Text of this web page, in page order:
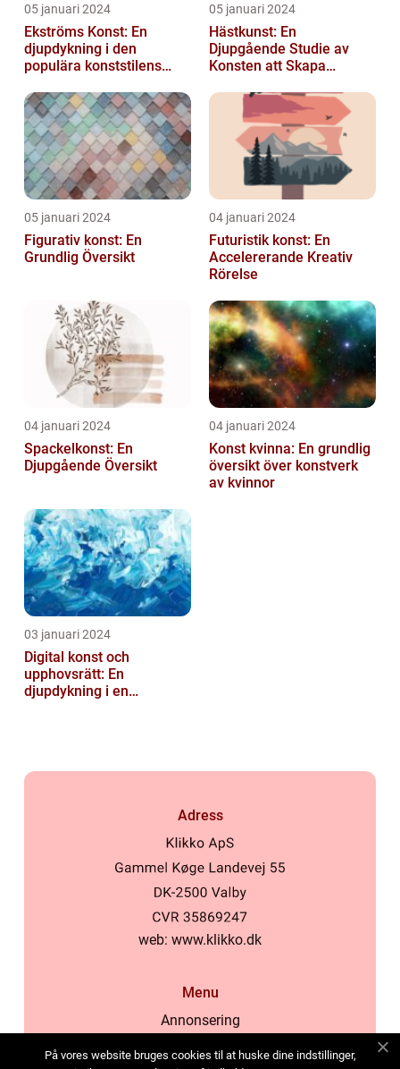
05 januari 2024
Ekströms Konst: En
djupdykning i den
populära konststilens
05 januari 2024
Hästkunst: En
Djupgående Studie av
Konsten att Skapa
05 januari 2024
Figurativ konst: En
Grundlig Översikt
04 januari 2024
Futuristik konst: En
Accelererande Kreativ
Rörelse
04 januari 2024
Spackelkonst: En
Djupgående Översikt
04 januari 2024
Konst kvinna: En grundlig
översikt över konstverk
av kvinnor
03 januari 2024
Digital konst och
upphovsrätt: En
djupdykning i en
Adress
web: www.klikko.dk
Menu
Annonsering
På vores website bruges cookies til at huske dine indstillinger,